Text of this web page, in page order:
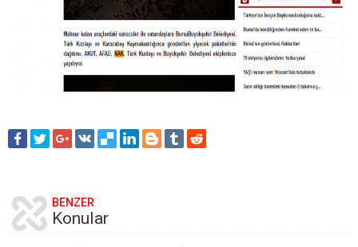
BENZER
Konular